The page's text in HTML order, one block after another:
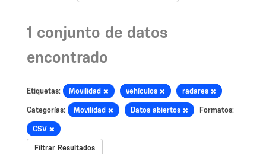
1 conjunto de datos
encontrado
Etiquetas: Movilidad vehículos radares
Categorías: Movilidad Datos abiertos Formatos:
CSV
Filtrar Resultados